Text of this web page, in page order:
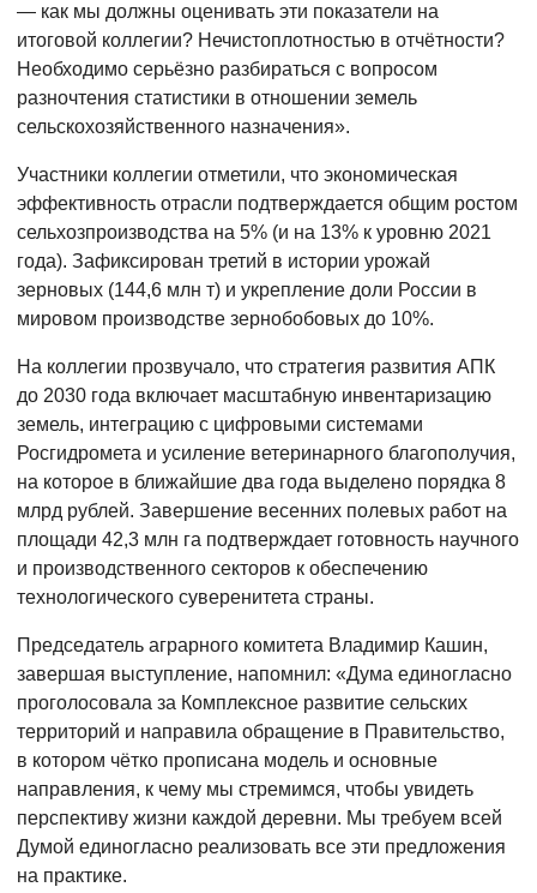
— как мы должны оценивать эти показатели на
итоговой коллегии? Нечистоплотностью в отчётности?
Необходимо серьёзно разбираться с вопросом
разночтения статистики в отношении земель
сельскохозяйственного назначения».
Участники коллегии отметили, что экономическая
эффективность отрасли подтверждается общим ростом
сельхозпроизводства на 5% (и на 13% к уровню 2021
года). Зафиксирован третий в истории урожай
зерновых (144,6 млн т) и укрепление доли России в
мировом производстве зернобобовых до 10%.
На коллегии прозвучало, что стратегия развития АПК
до 2030 года включает масштабную инвентаризацию
земель, интеграцию с цифровыми системами
Росгидромета и усиление ветеринарного благополучия,
на которое в ближайшие два года выделено порядка 8
млрд рублей. Завершение весенних полевых работ на
площади 42,3 млн га подтверждает готовность научного
и производственного секторов к обеспечению
технологического суверенитета страны.
Председатель аграрного комитета Владимир Кашин,
завершая выступление, напомнил: «Дума единогласно
проголосовала за Комплексное развитие сельских
территорий и направила обращение в Правительство,
в котором чётко прописана модель и основные
направления, к чему мы стремимся, чтобы увидеть
перспективу жизни каждой деревни. Мы требуем всей
Думой единогласно реализовать все эти предложения
на практике.